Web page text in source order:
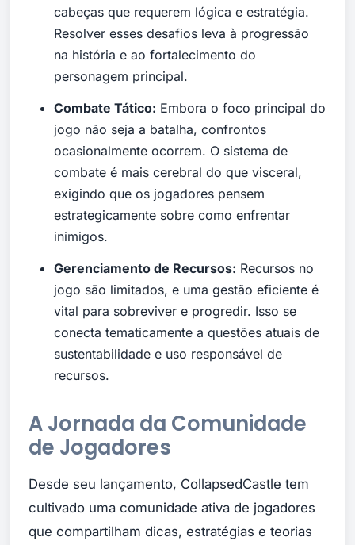
cabeças que requerem lógica e estratégia.
Resolver esses desafios leva à progressão
na história e ao fortalecimento do
personagem principal.
Combate Tático: Embora o foco principal do
jogo não seja a batalha, confrontos
ocasionalmente ocorrem. O sistema de
combate é mais cerebral do que visceral,
exigindo que os jogadores pensem
estrategicamente sobre como enfrentar
inimigos.
Gerenciamento de Recursos: Recursos no
jogo são limitados, e uma gestão eficiente é
vital para sobreviver e progredir. Isso se
conecta tematicamente a questões atuais de
sustentabilidade e uso responsável de
recursos.
A Jornada da Comunidade
de Jogadores
Desde seu lançamento, CollapsedCastle tem
cultivado uma comunidade ativa de jogadores
que compartilham dicas, estratégias e teorias